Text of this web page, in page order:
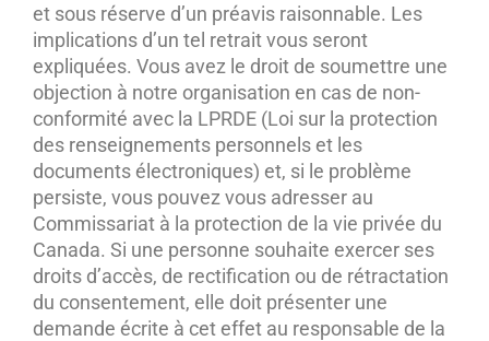
et sous réserve d’un préavis raisonnable. Les
implications d’un tel retrait vous seront
expliquées. Vous avez le droit de soumettre une
objection à notre organisation en cas de non-
conformité avec la LPRDE (Loi sur la protection
des renseignements personnels et les
documents électroniques) et, si le problème
persiste, vous pouvez vous adresser au
Commissariat à la protection de la vie privée du
Canada. Si une personne souhaite exercer ses
droits d’accès, de rectification ou de rétractation
du consentement, elle doit présenter une
demande écrite à cet effet au responsable de la